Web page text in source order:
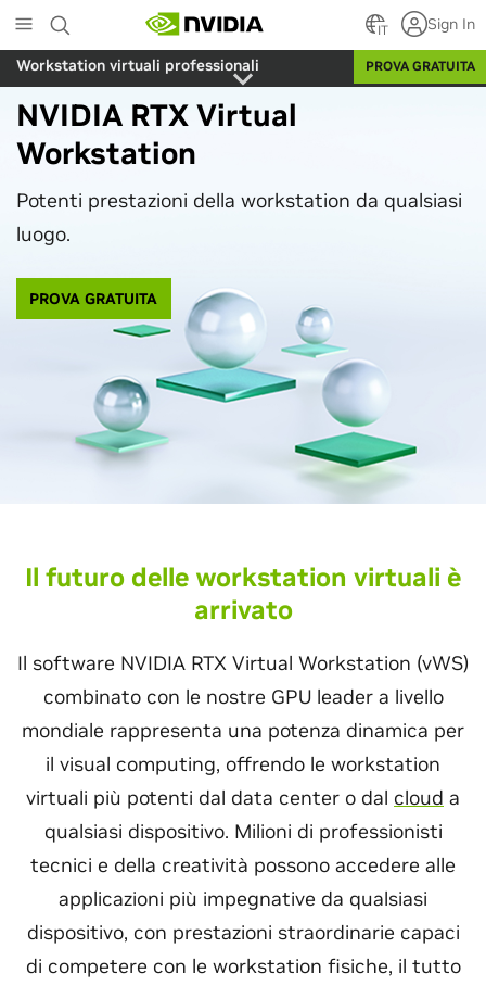
to
main
content
IT Sign In
Workstation virtuali professionali PROVA GRATUITA
NVIDIA RTX Virtual
Workstation
Potenti prestazioni della workstation da qualsiasi
luogo.
PROVA GRATUITA
Il futuro delle workstation virtuali è
arrivato
Il software NVIDIA RTX Virtual Workstation (vWS)
combinato con le nostre GPU leader a livello
mondiale rappresenta una potenza dinamica per
il visual computing, offrendo le workstation
virtuali più potenti dal data center o dal cloud a
qualsiasi dispositivo. Milioni di professionisti
tecnici e della creatività possono accedere alle
applicazioni più impegnative da qualsiasi
dispositivo, con prestazioni straordinarie capaci
di competere con le workstation fisiche, il tutto